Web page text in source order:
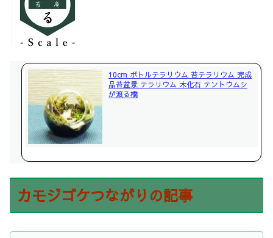
10cm ボトルテラリウム 苔テラリウム 完成
品苔盆景 テラリウム 木化石 テントウムシ
が渡る橋
カモジゴケつながりの記事